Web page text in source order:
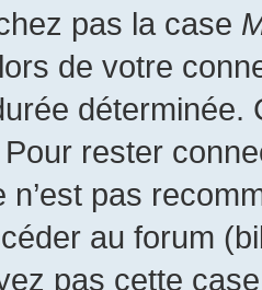
pas la case
lors de votre
déterminée.
rester
n’est pas
au forum
pas cette